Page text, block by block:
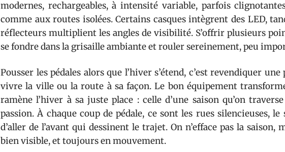
modernes, rechargeables, à intensité variable, parfois
comme aux routes isolées. Certains casques intègrent des LED,
réflecteurs multiplient les angles de visibilité. S’offrir plusieurs
se fondre dans la grisaille ambiante et rouler sereinement, peu
Pousser les pédales alors que l’hiver s’étend, c’est revendiquer
vivre la ville ou la route à sa façon. Le bon équipement
ramène l’hiver à sa juste place : celle d’une saison qu’on
passion. À chaque coup de pédale, ce sont les rues silencieuses,
d’aller de l’avant qui dessinent le trajet. On n’efface pas la
bien visible, et toujours en mouvement.